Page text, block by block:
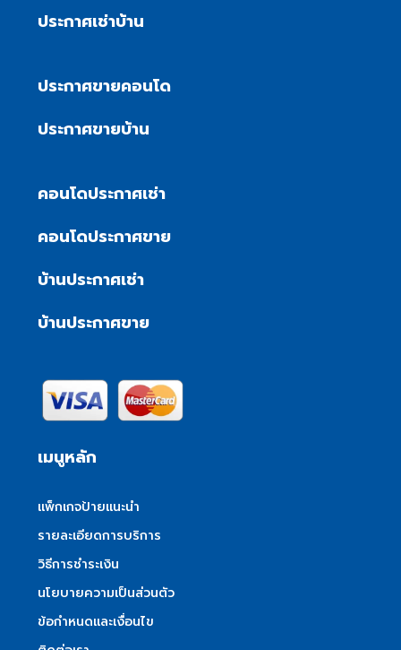
ประกาศเช่าบ้าน
ประกาศขายคอนโด
ประกาศขายบ้าน
คอนโดประกาศเช่า
คอนโดประกาศขาย
บ้านประกาศเช่า
บ้านประกาศขาย
เมนูหลัก
แพ็กเกจป้ายแนะนำ
รายละเอียดการบริการ
วิธีการชำระเงิน
นโยบายความเป็นส่วนตัว
ข้อกำหนดและเงื่อนไข